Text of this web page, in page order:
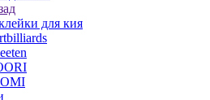
для кия